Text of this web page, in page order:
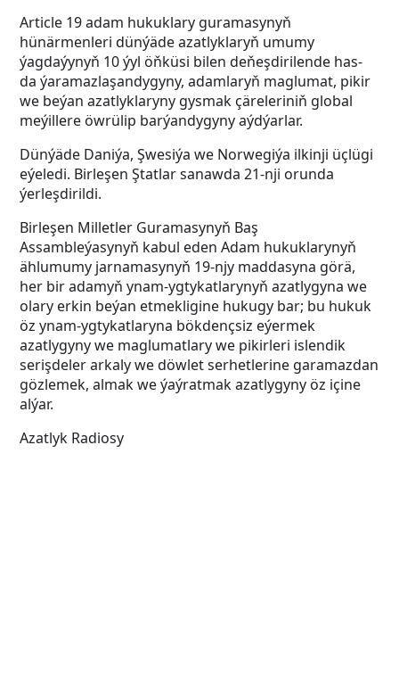
Article 19 adam hukuklary guramasynyň
hünärmenleri dünýäde azatlyklaryň umumy
ýagdaýynyň 10 ýyl öňküsi bilen deňeşdirilende has-
da ýaramazlaşandygyny, adamlaryň maglumat, pikir
we beýan azatlyklaryny gysmak çäreleriniň global
meýillere öwrülip barýandygyny aýdýarlar.
Dünýäde Daniýa, Şwesiýa we Norwegiýa ilkinji üçlügi
eýeledi. Birleşen Ştatlar sanawda 21-nji orunda
ýerleşdirildi.
Birleşen Milletler Guramasynyň Baş
Assambleýasynyň kabul eden Adam hukuklarynyň
ählumumy jarnamasynyň 19-njy maddasyna görä,
her bir adamyň ynam-ygtykatlarynyň azatlygyna we
olary erkin beýan etmekligine hukugy bar; bu hukuk
öz ynam-ygtykatlaryna bökdençsiz eýermek
azatlygyny we maglumatlary we pikirleri islendik
serişdeler arkaly we döwlet serhetlerine garamazdan
gözlemek, almak we ýaýratmak azatlygyny öz içine
alýar.
Azatlyk Radiosy